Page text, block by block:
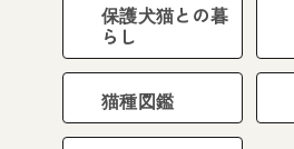
保護犬猫との暮
らし
猫種図鑑